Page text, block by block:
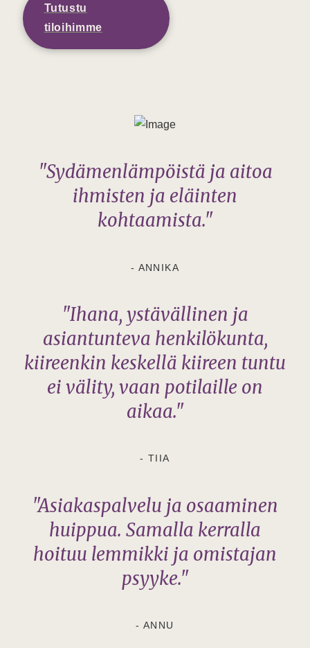
Tutustu
tiloihimme
"Sydämenlämpöistä ja aitoa
ihmisten ja eläinten
kohtaamista."
- ANNIKA
"Ihana, ystävällinen ja
asiantunteva henkilökunta,
kiireenkin keskellä kiireen tuntu
ei välity, vaan potilaille on
aikaa."
- TIIA
"Asiakaspalvelu ja osaaminen
huippua. Samalla kerralla
hoituu lemmikki ja omistajan
psyyke."
- ANNU